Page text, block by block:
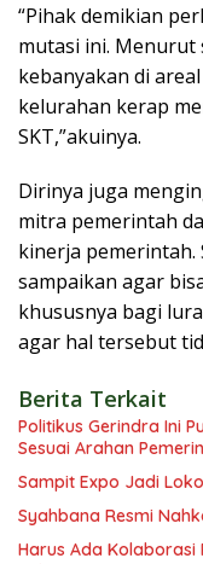
“Pihak demikian
mutasi ini. Menurut
kebanyakan di
kelurahan kerap
SKT,”akuinya.
Dirinya juga
mitra pemerintah
kinerja pemerintah.
sampaikan agar
khususnya bagi
agar hal tersebut
Berita Terkait
Politikus Gerindra Ini
Sesuai Arahan
Sampit Expo Jadi
Syahbana Resmi
Harus Ada Kolaborasi